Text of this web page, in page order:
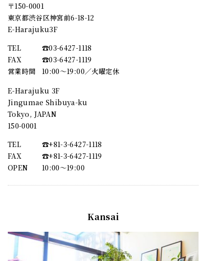
〒150-0001
東京都渋谷区神宮前6-18-12
E-Harajuku3F
TEL
☎︎03-6427-1118
FAX
☎︎03-6427-1119
営業時間
10:00～19:00／火曜定休
E-Harajuku 3F
Jingumae Shibuya-ku
Tokyo, JAPAN
150-0001
TEL
☎︎+81-3-6427-1118
FAX
☎︎+81-3-6427-1119
OPEN
10:00〜19:00
Kansai